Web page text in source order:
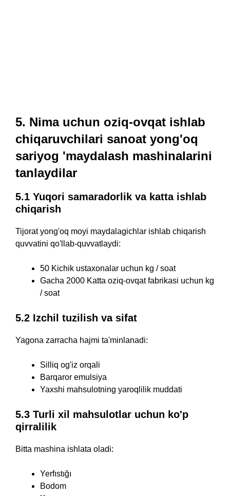
5. Nima uchun oziq-ovqat ishlab
chiqaruvchilari sanoat yong'oq
sariyog 'maydalash mashinalarini
tanlaydilar
5.1 Yuqori samaradorlik va katta ishlab
chiqarish
Tijorat yong'oq moyi maydalagichlar ishlab chiqarish
quvvatini qo'llab-quvvatlaydi:
50 Kichik ustaxonalar uchun kg / soat
Gacha 2000 Katta oziq-ovqat fabrikasi uchun kg
/ soat
5.2 Izchil tuzilish va sifat
Yagona zarracha hajmi ta'minlanadi:
Silliq og'iz orqali
Barqaror emulsiya
Yaxshi mahsulotning yaroqlilik muddati
5.3 Turli xil mahsulotlar uchun ko'p
qirralilik
Bitta mashina ishlata oladi:
Yerfıstığı
Bodom